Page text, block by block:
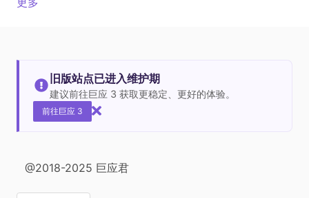
旧版站点已进入维护期
建议前往巨应 3 获取更稳定、更好的体验。
前往巨应 3
@2018-2025 巨应君